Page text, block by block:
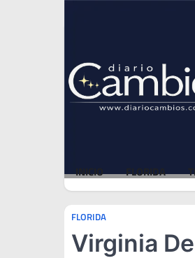
INICIO FLORIDA
FLORIDA
Virginia